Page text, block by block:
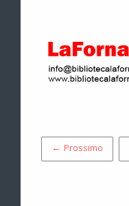
← Prossimo